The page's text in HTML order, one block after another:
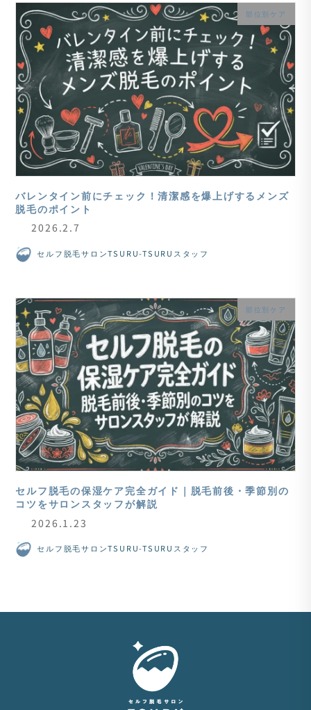
部位別ケア
バレンタイン前にチェック！清潔感を爆上げするメンズ
脱毛のポイント
2026.2.7
セルフ脱毛サロンTSURU-TSURUスタッフ
部位別ケア
セルフ脱毛の保湿ケア完全ガイド｜脱毛前後・季節別の
コツをサロンスタッフが解説
2026.1.23
セルフ脱毛サロンTSURU-TSURUスタッフ